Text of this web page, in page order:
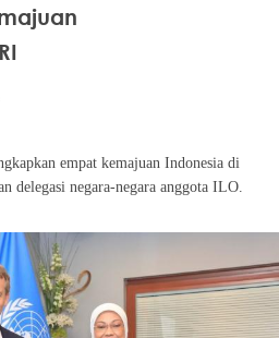
empat kemajuan Indonesia di
delegasi negara-negara anggota ILO.